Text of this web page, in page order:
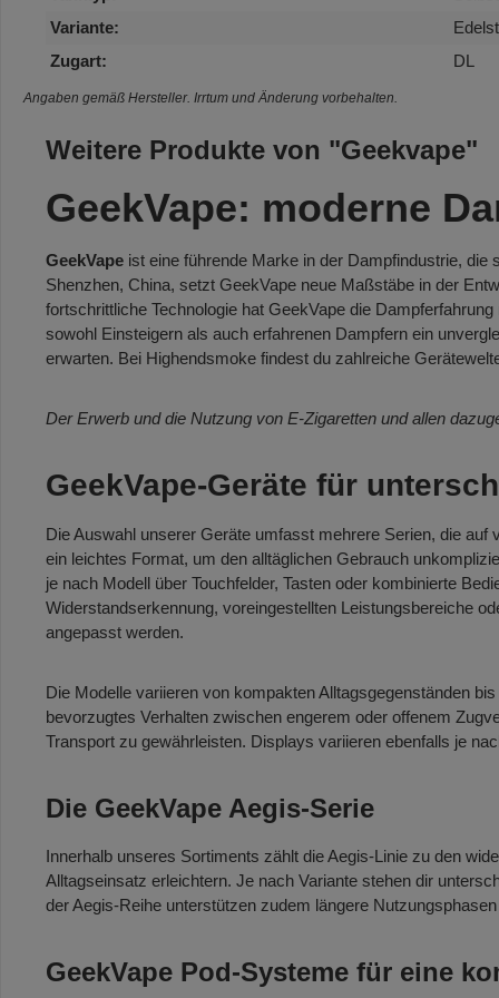
Variante:
Zugart:
DL
Angaben gemäß Hersteller. Irrtum und Änderung vorbehalten.
Weitere Produkte von "Geekvape"
GeekVape: moderne
GeekVape ist eine führende Marke in der Dampfindustrie,
Shenzhen, China, setzt GeekVape neue Maßstäbe in der
fortschrittliche Technologie hat GeekVape die
sowohl Einsteigern als auch erfahrenen Dampfern ein
erwarten. Bei Highendsmoke findest du zahlreiche
Der Erwerb und die Nutzung von E-Zigaretten und allen
GeekVape-Geräte für
Die Auswahl unserer Geräte umfasst mehrere Serien, die
ein leichtes Format, um den alltäglichen Gebrauch
je nach Modell über Touchfelder, Tasten oder kombinierte
Widerstandserkennung, voreingestellten Leistungsbereiche
angepasst werden.
Die Modelle variieren von kompakten Alltagsgegenständen
bevorzugtes Verhalten zwischen engerem oder offenem
Transport zu gewährleisten. Displays variieren ebenfalls je
Die GeekVape Aegis-Serie
Innerhalb unseres Sortiments zählt die Aegis-Linie zu den
Alltagseinsatz erleichtern. Je nach Variante stehen dir
der Aegis-Reihe unterstützen zudem längere
GeekVape Pod-Systeme für eine